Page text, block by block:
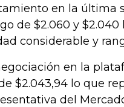
en la última
de $2.060 y $2.040
considerable y
en la
$2.043,94 lo que
del